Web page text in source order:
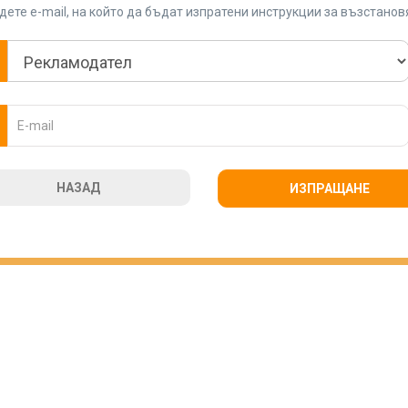
e-mail, на който да бъдат изпратени инструкции за
НАЗАД ИЗПРАЩАНЕ